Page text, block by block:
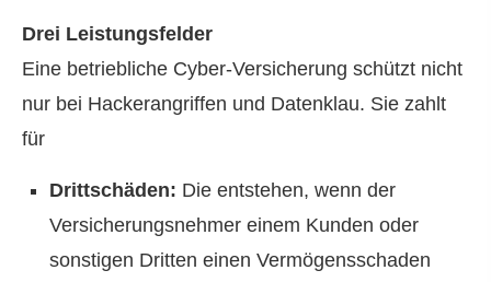
Drei Leistungsfelder
Eine betriebliche Cyber-Versicherung schützt nicht
nur bei Hackerangriffen und Datenklau. Sie zahlt
für
Drittschäden: Die entstehen, wenn der
Versicherungsnehmer einem Kunden oder
sonstigen Dritten einen Vermögensschaden